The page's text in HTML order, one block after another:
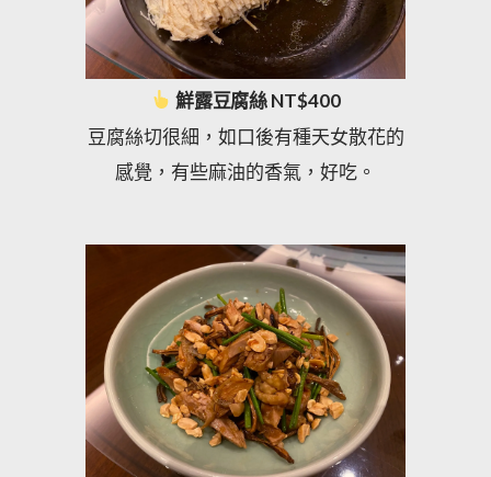
鮮露豆腐絲 NT$400
豆腐絲切很細，如口後有種天女散花的
感覺，有些麻油的香氣，好吃。